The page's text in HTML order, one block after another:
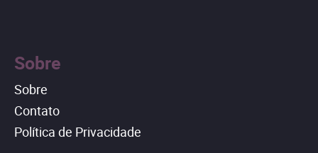
Sobre
Sobre
Contato
Política de Privacidade